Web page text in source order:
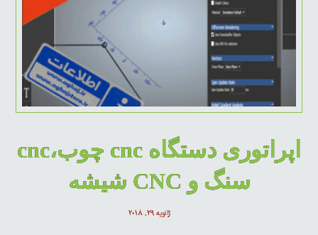
اپراتوری دستگاه cnc چوب،cnc
سنگ و CNC شیشه
ژانویه ۲۹, ۲۰۱۸